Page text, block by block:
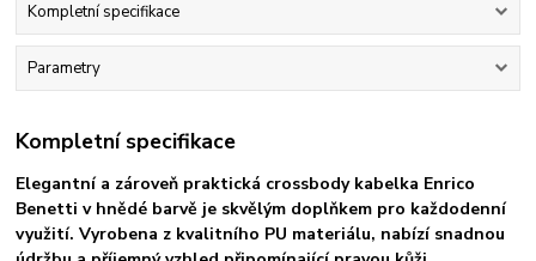
Kompletní specifikace
Parametry
Kompletní specifikace
Elegantní a zároveň praktická crossbody kabelka Enrico
Benetti v hnědé barvě je skvělým doplňkem pro každodenní
využití. Vyrobena z kvalitního PU materiálu, nabízí snadnou